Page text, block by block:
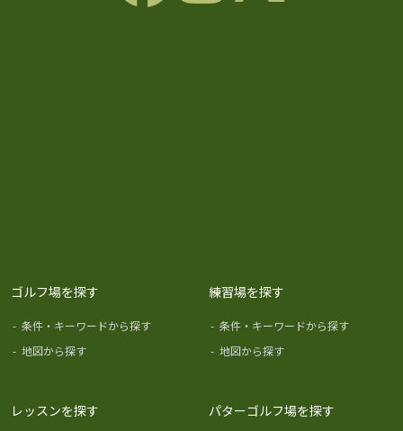
ゴルフ場を探す
- 条件・キーワードから探す
- 地図から探す
練習場を探す
- 条件・キーワードから探す
- 地図から探す
レッスンを探す パターゴルフ場を探す